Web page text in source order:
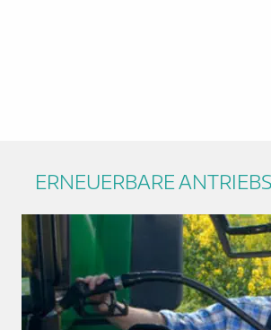
ERNEUERBARE